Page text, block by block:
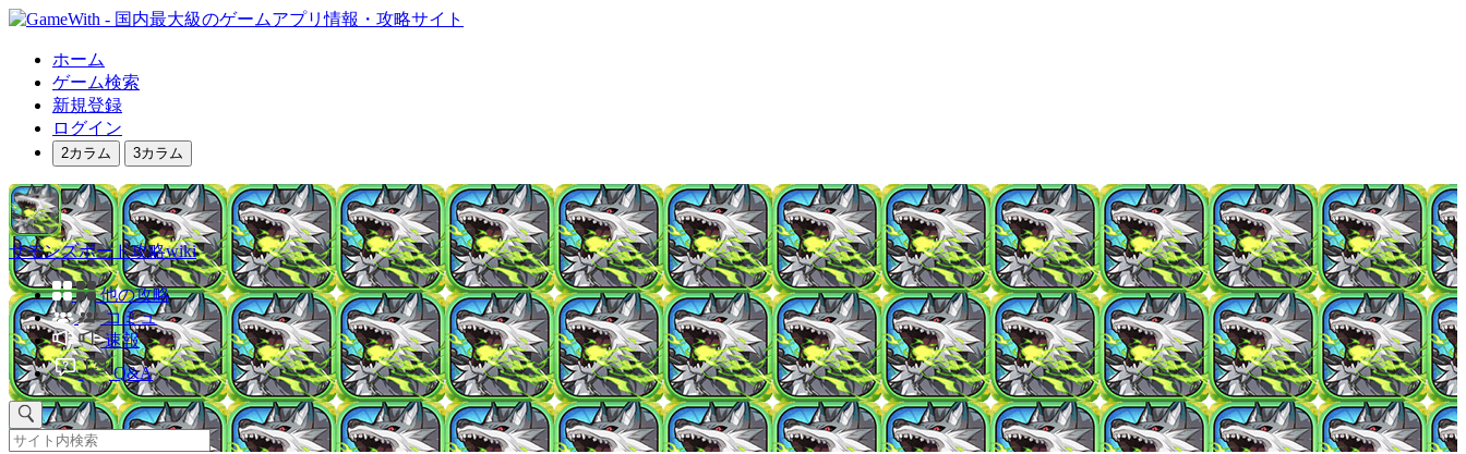
ホーム
ゲーム検索
新規登録
ログイン
2カラム 3カラム
サモンズボード攻略wiki
他の攻略
コミュ
速報
Q&A